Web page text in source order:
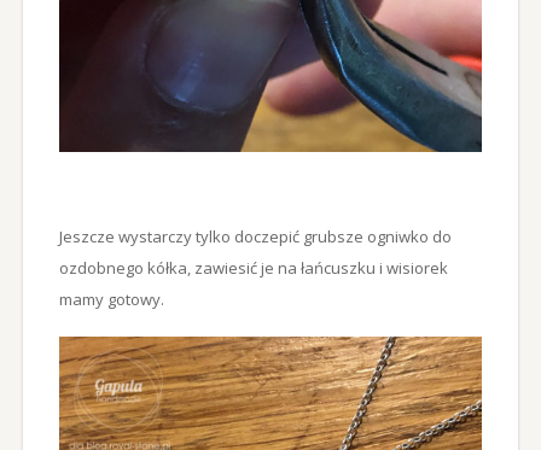
Jeszcze wystarczy tylko doczepić grubsze ogniwko do
ozdobnego kółka, zawiesić je na łańcuszku i wisiorek
mamy gotowy.